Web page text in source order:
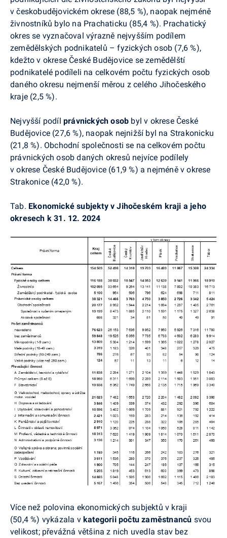
v českobudějovickém okrese (88,5 %), naopak nejméně
živnostníků bylo na Prachaticku (85,4 %). Prachatický
okres se vyznačoval výrazně nejvyšším podílem
zemědělských podnikatelů – fyzických osob (7,6 %),
kdežto v okrese České Budějovice se zemědělští
podnikatelé podíleli na celkovém počtu fyzických osob
daného okresu nejmenší měrou z celého Jihočeského
kraje (2,5 %).
Nejvyšší podíl právnických osob byl v okrese České
Budějovice (27,6 %), naopak nejnižší byl na Strakonicku
(21,8 %). Obchodní společnosti se na celkovém počtu
právnických osob daných okresů nejvíce podílely
v okrese České Budějovice (61,9 %) a nejméně v okrese
Strakonice (42,0 %).
Tab. Ekonomické subjekty v Jihočeském kraji a jeho
okresech k 31. 12. 2024
Více než polovina ekonomických subjektů v kraji
(50,4 %) vykázala v kategorii počtu zaměstnanců svou
velikost; převážná většina z nich uvedla stav bez